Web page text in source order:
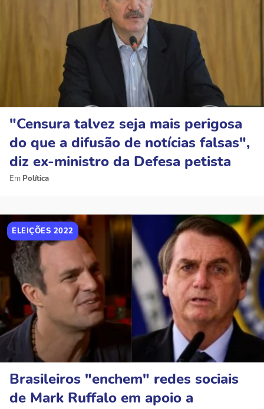
"Censura talvez seja mais perigosa
do que a difusão de notícias falsas",
diz ex-ministro da Defesa petista
Política
ELEIÇÕES 2022
Brasileiros "enchem" redes sociais
de Mark Ruffalo em apoio a